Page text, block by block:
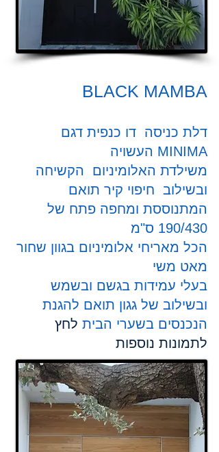
BLACK MAMBA
דלת כניסה דו כנפית דגם
MINIMA העשויה
משילדת האלומיניום הקשיחה
ובשילוב חיפוי קיר תואם
המתנוססת ומחפה פתח של
190/430 ס"מ
הכל מאריחי אלומיניום בגוון שחור
מאט משי
בעלי עמידות בגשם ובשמש
ובשילוב של גגון תואם להגנת
הנכנסים בשערי הבית לחץ
לתמונות נוספות​